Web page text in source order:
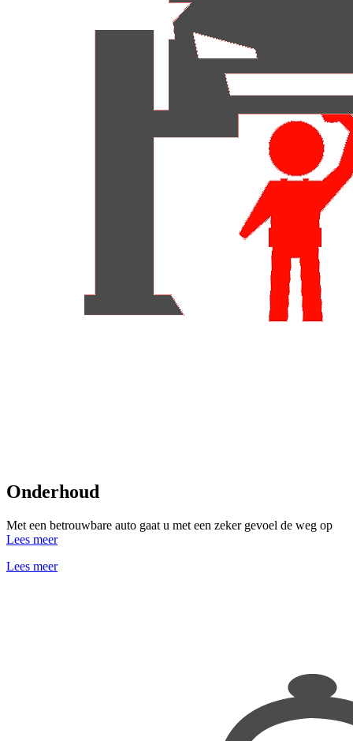
Onderhoud
Met een betrouwbare auto gaat u met een zeker gevoel de weg op
Lees meer
Lees meer